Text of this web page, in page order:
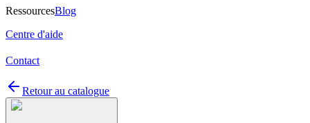
RessourcesBlog
Centre d'aide
Contact
Retour au catalogue